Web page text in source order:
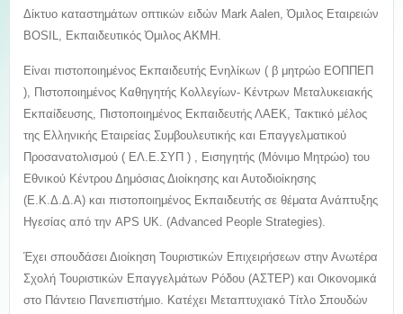
Δίκτυο καταστημάτων οπτικών ειδών Mark Aalen, Όμιλος Εταιρειών
BOSIL, Εκπαιδευτικός Όμιλος ΑΚΜΗ.
Είναι πιστοποιημένος Εκπαιδευτής Ενηλίκων ( β μητρώο ΕΟΠΠΕΠ
), Πιστοποιημένος Καθηγητής Κολλεγίων- Κέντρων Μεταλυκειακής
Εκπαίδευσης, Πιστοποιημένος Εκπαιδευτής ΛΑΕΚ, Τακτικό μέλος
της Ελληνικής Εταιρείας Συμβουλευτικής και Επαγγελματικού
Προσανατολισμού ( ΕΛ.Ε.ΣΥΠ ) , Εισηγητής (Μόνιμο Μητρώο) του
Εθνικού Κέντρου Δημόσιας Διοίκησης και Αυτοδιοίκησης
(Ε.Κ.Δ.Δ.Α) και πιστοποιημένος Εκπαιδευτής σε θέματα Ανάπτυξης
Ηγεσίας από την APS UK. (Advanced People Strategies).
Έχει σπουδάσει Διοίκηση Τουριστικών Επιχειρήσεων στην Ανωτέρα
Σχολή Τουριστικών Επαγγελμάτων Ρόδου (ΑΣΤΕΡ) και Οικονομικά
στο Πάντειο Πανεπιστήμιο. Κατέχει Μεταπτυχιακό Τίτλο Σπουδών